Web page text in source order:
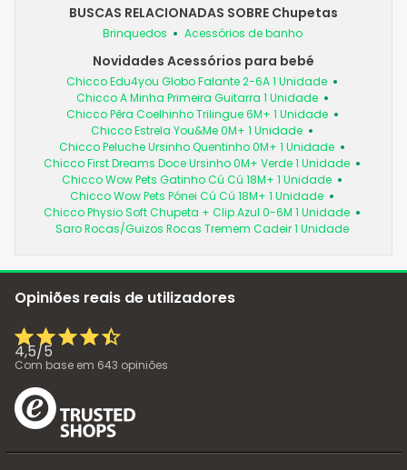
BUSCAS RELACIONADAS SOBRE Chupetas
Brinquedos Acessórios de banho
Novidades Acessórios para bebé
Chicco Edu4you Globo Falante 2-6A 1 Unidade
Chicco A Minha Primeira Guitarra 1 Unidade
Chicco Pêra Coelhinho Trilingue 6M+ 1 Unidade
Chicco Estrela You&Me 0M+ 1 Unidade
Chicco Peluche Ursinho Quentinho 0M+ 1 Unidade
Chicco First Dreams Doce Ursinho 0M+ Verde 1 Unidade
Chicco Wow Pets Gatinho Cú Cú 18M+ 1 Unidade
Chicco Wow Pets Pónei Cú Cú 18M+ 1 Unidade
Chicco Physio Soft Chupeta + Clip Azul 0-6M 1 Unidade
Saro Rocas/Guizos Rocas Tremem Cadeir 1 Unidade
Opiniões reais de utilizadores
4,5/5
Com base em 643 opiniões